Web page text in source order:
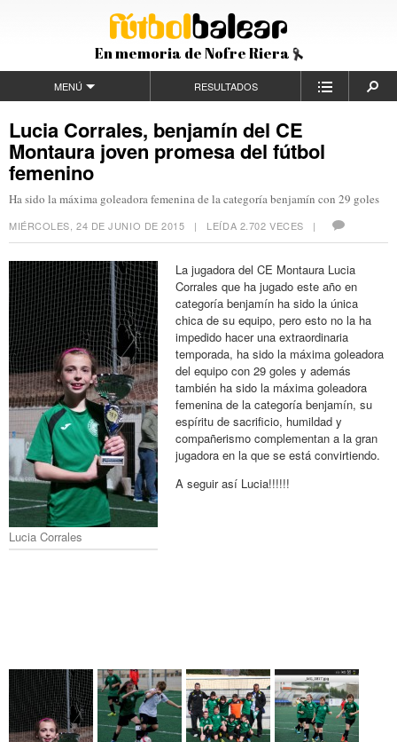
En memoria de Nofre Riera
MENÚ RESULTADOS
Lucia Corrales, benjamín del CE
Montaura joven promesa del fútbol
femenino
Ha sido la máxima goleadora femenina de la categoría benjamín con 29 goles
MIÉRCOLES, 24 DE JUNIO DE 2015 | LEÍDA 2.702 VECES |
Lucia Corrales
La jugadora del CE Montaura Lucia
Corrales que ha jugado este año en
categoría benjamín ha sido la única
chica de su equipo, pero esto no la ha
impedido hacer una extraordinaria
temporada, ha sido la máxima goleadora
del equipo con 29 goles y además
también ha sido la máxima goleadora
femenina de la categoría benjamín, su
espíritu de sacrificio, humildad y
compañerismo complementan a la gran
jugadora en la que se está convirtiendo.
A seguir así Lucia!!!!!!